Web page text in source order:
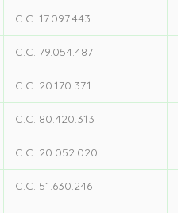
C.C. 17.097.443
C.C. 79.054.487
C.C. 20.170.371
C.C. 80.420.313
C.C. 20.052.020
C.C. 51.630.246